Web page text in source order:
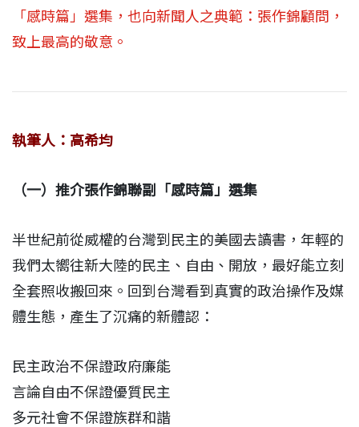
「感時篇」選集，也向新聞人之典範：張作錦顧問，
致上最高的敬意。
執筆人：高希均
（一）推介張作錦聯副「感時篇」選集
半世紀前從威權的台灣到民主的美國去讀書，年輕的
我們太嚮往新大陸的民主、自由、開放，最好能立刻
全套照收搬回來。回到台灣看到真實的政治操作及媒
體生態，產生了沉痛的新體認：
民主政治不保證政府廉能
言論自由不保證優質民主
多元社會不保證族群和諧